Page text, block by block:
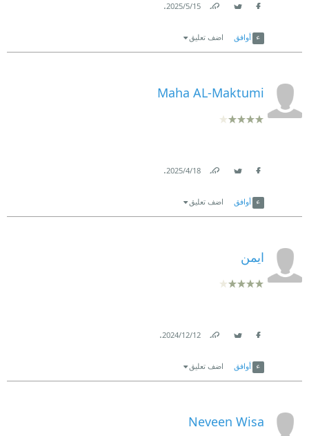
15‏/5‏/2025
.
أوافق اضف تعليق
Maha AL-Maktumi
18‏/4‏/2025
.
أوافق اضف تعليق
ايمن
12‏/12‏/2024
.
أوافق اضف تعليق
Neveen Wisa